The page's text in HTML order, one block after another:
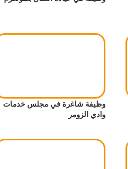
وظيفة شاغرة في مجلس خدمات
وادي الزومر